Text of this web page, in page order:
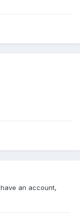
an account,